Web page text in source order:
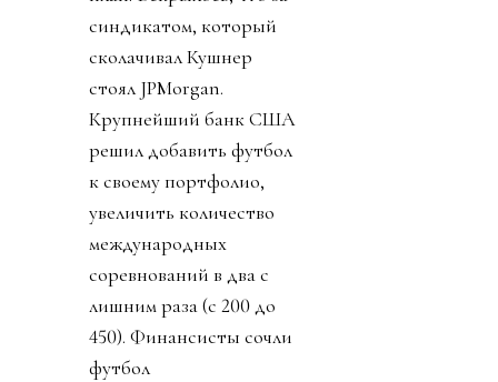
синдикатом, который
сколачивал Кушнер
стоял JPMorgan.
Крупнейший банк США
решил добавить футбол
к своему портфолио,
увеличить количество
международных
соревнований в два с
лишним раза (с 200 до
450). Финансисты сочли
футбол